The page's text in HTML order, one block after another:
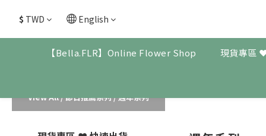
$ TWD English
【Bella.FLR】Online Flower Shop 現貨專區
View All/節日推薦系列/週年系列